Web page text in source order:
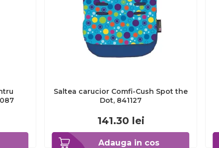
Adauga in cos
Saltea carucior Comfi-Cush Spot the
Dot, 841127
141.30 lei